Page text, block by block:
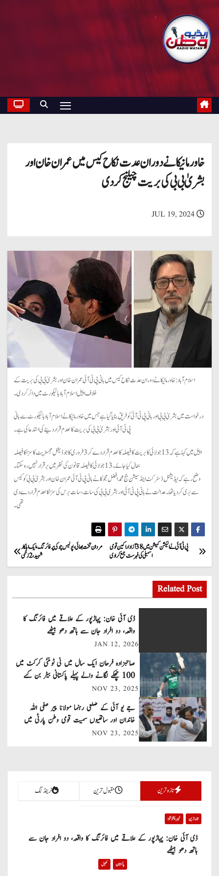
خاور مانیکا نے دوران عدت نکاح کیس میں عمران خان اور
بشریٰ بی بی کی بریت چیلنج کردی
JUL 19, 2024
اسلام آباد: خاور مانیکا نے دوران عدت نکاح کیس میں بانی پی ٹی آئی عمران خان اور بشریٰ بی بی کی بریت کے
خلاف اپیل اسلام آباد ہائیکورٹ میں دائر کر دی۔
درخواست میں بشریٰ بی بی اور بانی پی ٹی آئی کو فریق بنایا گیا ہے جس میں خاور مانیکا نے اسلام آباد ہائیکورٹ سے بانی
پی ٹی آئی اور بشریٰ بی بی کی بریت کالعدم قرار دینے کی استدعا کی ہے۔
اپیل میں کہا ہے کہ 13 جولائی کا بریت کا فیصلہ کالعدم قرار دے کر 3 فروری کا جوڈیشل مجسٹریٹ کا سزا کا فیصلہ
بحال کیا جائے۔ 13 جولائی کا فیصلہ قانون کی نظر میں برقرار نہیں رہ سکتا۔
وضح رہے کہ ایڈیشنل ڈسٹرکٹ اینڈ سیشن جج محمد افضل مجوکا نے بانی پی ٹی آئی عمران خان اور بشریٰ بی بی کو کیس
سے بری کر دیا تھا۔ عدالت نے بانی پی ٹی آئی اور بشری بی بی کی سات، سات برس کی سزا کالعدم قرار دے دی
تھی۔
P
o
s
t
a
v
i
g
a
o
n
مردان تخت بھائی، پولیس چوکی پر فائرنگ، ایک اہلکار
شہید، 2 زخمی
پی ٹی آئی نے الیکشن کمیشن میں 38 آزاد اراکین قومی
اسمبلی کی فہرست جمع کرا دی
Related Post
ڈی آئی خان: پہاڑپور کے علاقے میں فائرنگ کا
واقعہ، دو افراد جان سے ہاتھ دھو بیٹھے
JAN 12, 2026
صاحبزادہ فرحان ایک سال میں ٹی ٹوئنٹی کرکٹ میں
100 چھکے لگانے والے پہلے پاکستانی بیٹر بن گئے
NOV 23, 2025
جے یو آئی کے ضلعی رہنما مولانا پیر صفی اللہ
خاندان اور ساتھیوں سمیت قومی وطن پارٹی میں
شامل
NOV 23, 2025
تازہ ترین مقبول ترین ٹرینڈنگ
تازہ ترین خیبر پختونخوا
ڈی آئی خان: پہاڑپور کے علاقے میں فائرنگ کا واقعہ، دو افراد جان سے
ہاتھ دھو بیٹھے
پاکستان کھیل